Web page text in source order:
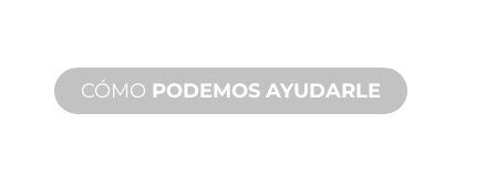
CÓMO PODEMOS AYUDARLE